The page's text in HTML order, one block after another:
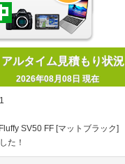
アルタイム見積もり状況
2026年08月08日 現在